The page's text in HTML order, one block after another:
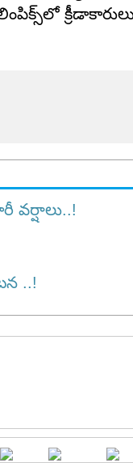
వర్షాలు..!
..!